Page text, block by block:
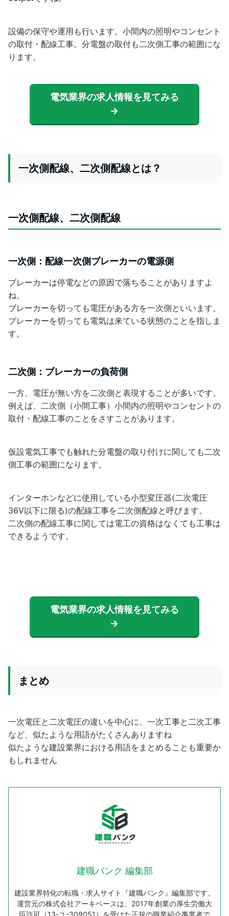
設備の保守や運用も行います。 小間内の照明やコンセント
の取付・配線工事。分電盤の取付も二次側工事の範囲にな
ります。
電気業界の求人情報を見てみる
→
一次側配線、二次側配線とは？
一次側配線、二次側配線
一次側：配線一次側ブレーカーの電源側
ブレーカーは停電などの原因で落ちることがありますよ
ね。
ブレーカーを切っても電圧がある方を一次側といいます。
ブレーカーを切っても電気は来ている状態のことを指しま
す。
二次側：ブレーカーの負荷側
一方、電圧が無い方を二次側と表現することが多いです。
例えば、二次側（小間工事）小間内の照明やコンセントの
取付・配線工事のことをさすことがあります。
仮設電気工事でも触れた分電盤の取り付けに関しても二次
側工事の範囲になります。
インターホンなどに使用している小型変圧器(二次電圧
36V以下に限る)の配線工事を二次側配線と呼びます。
二次側の配線工事に関しては電工の資格はなくても工事は
できるようです。
電気業界の求人情報を見てみる
→
まとめ
一次電圧と二次電圧の違いを中心に、一次工事と二次工事
など、似たような用語がたくさんありますね
似たような建設業界における用語をまとめることも重要か
もしれません
建職バンク 編集部
建設業界特化の転職・求人サイト『建職バンク』編集部です。
運営元の株式会社アーキベースは、2017年創業の厚生労働大
臣許可（13-ユ-309051）を受けた正規の職業紹介事業者で